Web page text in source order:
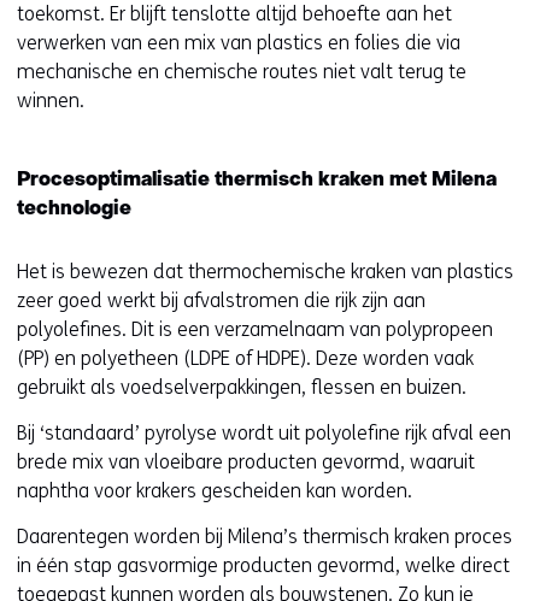
toekomst. Er blijft tenslotte altijd behoefte aan het
verwerken van een mix van plastics en folies die via
mechanische en chemische routes niet valt terug te
winnen.
Procesoptimalisatie thermisch kraken met Milena
technologie
Het is bewezen dat thermochemische kraken van plastics
zeer goed werkt bij afvalstromen die rijk zijn aan
polyolefines. Dit is een verzamelnaam van polypropeen
(PP) en polyetheen (LDPE of HDPE). Deze worden vaak
gebruikt als voedselverpakkingen, flessen en buizen.
Bij ‘standaard’ pyrolyse wordt uit polyolefine rijk afval een
brede mix van vloeibare producten gevormd, waaruit
naphtha voor krakers gescheiden kan worden.
Daarentegen worden bij Milena’s thermisch kraken proces
in één stap gasvormige producten gevormd, welke direct
toegepast kunnen worden als bouwstenen. Zo kun je